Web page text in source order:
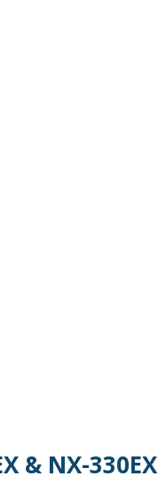
& NX-330EX